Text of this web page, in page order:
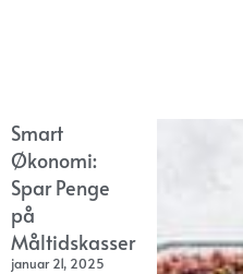
Smart
Økonomi:
Spar Penge
på
Måltidskasser
januar 21, 2025